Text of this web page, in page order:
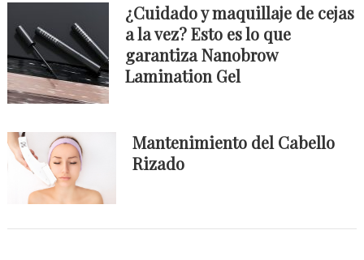
¿Cuidado y maquillaje de cejas
a la vez? Esto es lo que
garantiza Nanobrow
Lamination Gel
Mantenimiento del Cabello
Rizado